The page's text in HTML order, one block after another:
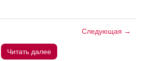
Следующая →
Читать далее